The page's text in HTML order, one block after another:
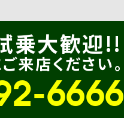
乗大歓迎!!
来店ください。
6666